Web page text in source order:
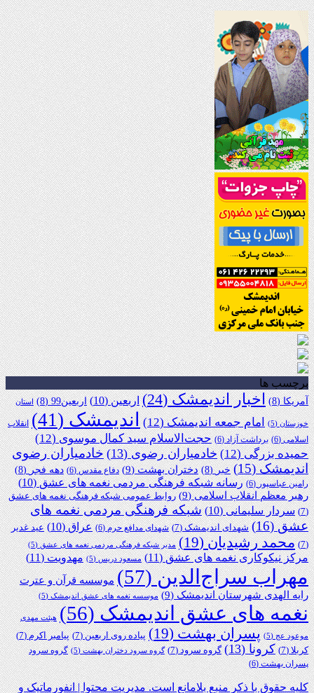
برچسب ها
آمریکا(8) اخبار اندیمشک(24) اربعین(10) اربعین99 (8) استان
خوزستان(5) امام جمعه اندیمشک(12) اندیمشک(41)
انقلاب
اسلامی(6) برداشت آزاد(6) حجت‌الاسلام سید کمال موسوی(12)
حمیده بزرگی(12) خادمیاران رضوی(13)
خادمیاران رضوی
اندیمشک(15) خبر(8) دختران بهشت(9) دفاع مقدس(6) دهه فجر(8)
رامین عباسپور(6) رسانه شبکه فرهنگی مردمی نغمه های عشق(10)
رهبر معظم انقلاب اسلامی(9)
روابط عمومی شبکه فرهنگی نغمه های عشق
(7)
سردار سلیمانی(10)
شبکه فرهنگی مردمی نغمه های
عشق(16) شهدای اندیمشک(7) شهدای مدافع حرم(6) عراق(10)
عید غدیر
(7)
محمد رشیدیان(19) مدیر شبکه فرهنگی مردمی نغمه های عشق(5)
مرکز نیکوکاری نغمه های عشق(11) مسعود دریس(5) مهدویت(11)
مهراب سراج‌الدین(57)
موسسه قرآن و عترت
رایه الهدی شهرستان اندیمشک(9) موسسه نغمه های عشق اندیمشک(5)
نغمه های عشق اندیمشک(56) هیئت مهدی
موعود عج(5) پسران بهشت(19) پیاده روی اربعین(7) پیامبر اکرم(7)
کربلا(7) کرونا(13) گروه سرود(7) گروه سرود دختران بهشت(5)
گروه سرود
پسران بهشت(6)
کلیه حقوق با ذکر منبع بلامانع است. مدیریت محتوا | انفورماتیک و